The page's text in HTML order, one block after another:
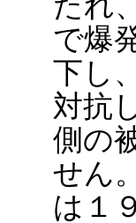
で爆
下し
対抗
側の
せん
は１